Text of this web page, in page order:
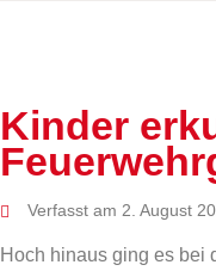
Kinder
Verfasst am 2. August
Hoch hinaus ging es bei